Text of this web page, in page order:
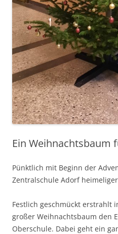
Ein Weihnachtsbaum
Pünktlich mit Beginn der
Zentralschule Adorf
Festlich geschmückt erstrahlt
großer Weihnachtsbaum den
Oberschule. Dabei geht ein